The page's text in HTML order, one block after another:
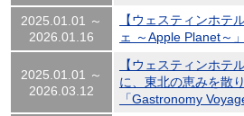
2025.01.01 ～
2026.01.16
【ウェスティンホテ
ェ ～Apple Planet～
2025.01.01 ～
2026.03.12
【ウェスティンホテ
に、東北の恵みを散
「Gastronomy